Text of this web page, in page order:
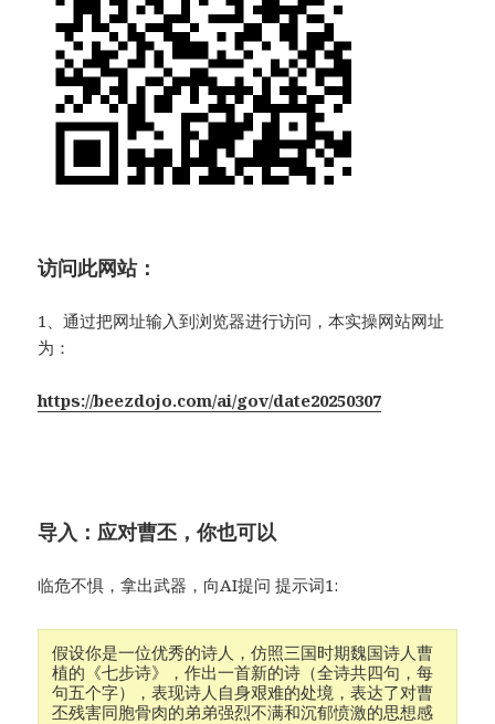
访问此网站：
1、通过把网址输入到浏览器进行访问，本实操网站网址
为：
https://beezdojo.com/ai/gov/date20250307
导入：应对曹丕，你也可以
临危不惧，拿出武器，向AI提问 提示词1:
假设你是一位优秀的诗人，仿照三国时期魏国诗人曹
植的《七步诗》，作出一首新的诗（全诗共四句，每
句五个字），表现诗人自身艰难的处境，表达了对曹
丕残害同胞骨肉的弟弟强烈不满和沉郁愤激的思想感